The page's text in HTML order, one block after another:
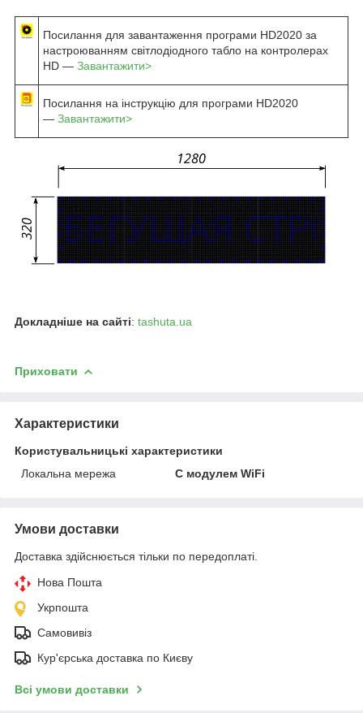
Посилання для завантаження програми HD2020 за
настроюванням світлодіодного табло на контролерах
HD — Завантажити>
Посилання на інструкцію для програми HD2020
— Завантажити>
Докладніше на сайті: tashuta.ua
Приховати
Характеристики
Користувальницькі характеристики
Локальна мережа
C модулем WiFi
Умови доставки
Доставка здійснюється тільки по передоплаті.
Нова Пошта
Укрпошта
Самовивіз
Кур'єрська доставка по Києву
Всі умови доставки